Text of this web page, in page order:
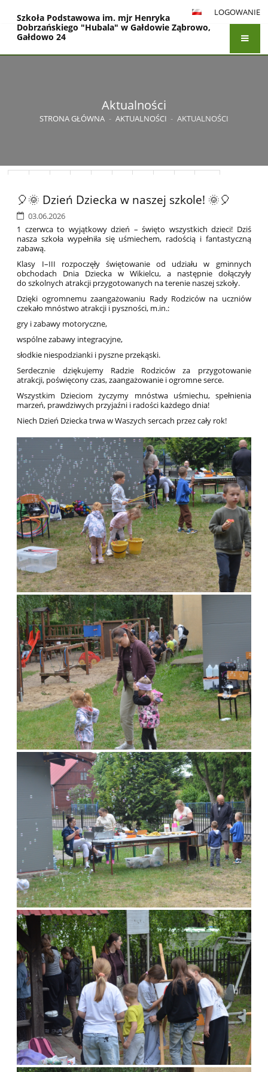
LOGOWANIE
Szkoła Podstawowa im. mjr Henryka
Dobrzańskiego "Hubala" w Gałdowie Ząbrowo,
Gałdowo 24
Aktualności
STRONA GŁÓWNA - AKTUALNOŚCI - AKTUALNOŚCI
🎈🌞 Dzień Dziecka w naszej szkole! 🌞🎈
03.06.2026
1 czerwca to wyjątkowy dzień – święto wszystkich dzieci! Dziś
nasza szkoła wypełniła się uśmiechem, radością i fantastyczną
zabawą.
Klasy I–III rozpoczęły świętowanie od udziału w gminnych
obchodach Dnia Dziecka w Wikielcu, a następnie dołączyły
do szkolnych atrakcji przygotowanych na terenie naszej szkoły.
Dzięki ogromnemu zaangażowaniu Rady Rodziców na uczniów
czekało mnóstwo atrakcji i pyszności, m.in.:
gry i zabawy motoryczne,
wspólne zabawy integracyjne,
słodkie niespodzianki i pyszne przekąski.
Serdecznie dziękujemy Radzie Rodziców za przygotowanie
atrakcji, poświęcony czas, zaangażowanie i ogromne serce.
Wszystkim Dzieciom życzymy mnóstwa uśmiechu, spełnienia
marzeń, prawdziwych przyjaźni i radości każdego dnia!
Niech Dzień Dziecka trwa w Waszych sercach przez cały rok!
Dalej